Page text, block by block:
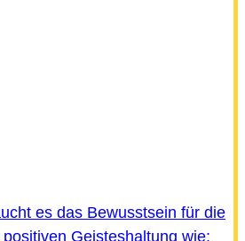
es das Bewusstsein für die
Geisteshaltung wie: